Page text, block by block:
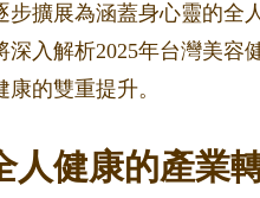
擴展為涵蓋身心靈的
入解析2025年台灣美
的雙重提升。
人健康的產業